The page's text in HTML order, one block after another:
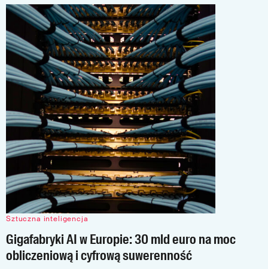
Sztuczna inteligencja
Gigafabryki AI w Europie: 30 mld euro na moc
obliczeniową i cyfrową suwerenność